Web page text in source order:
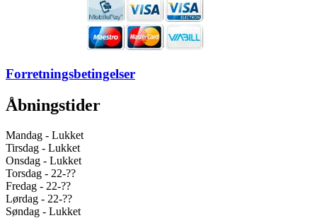
Forretningsbetingelser
Åbningstider
Mandag - Lukket
Tirsdag - Lukket
Onsdag - Lukket
Torsdag - 22-??
Fredag - 22-??
Lørdag - 22-??
Søndag - Lukket